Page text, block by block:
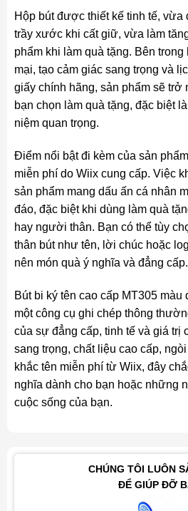
Hộp bút được thiết kế tinh tế, vừa
trầy xước khi cất giữ, vừa làm
phẩm khi làm quà tặng. Bên
mại, tạo cảm giác sang trọng và
giấy chính hãng, sản phẩm sẽ trở
bạn chọn làm quà tặng, đặc biệt
niệm quan trọng.
Điểm nổi bật đi kèm của sản
miễn phí do Wiix cung cấp. Việc
sản phẩm mang dấu ấn cá nhân
đáo, đặc biệt khi dùng làm quà
hay người thân. Bạn có thể tùy
thân bút như tên, lời chúc hoặc
nên món quà ý nghĩa và đẳng cấp.
Bút bi ký tên cao cấp MT305 màu
một công cụ ghi chép thông
của sự đẳng cấp, tinh tế và giá trị
sang trọng, chất liệu cao cấp,
khắc tên miễn phí từ Wiix, đây
nghĩa dành cho bạn hoặc những
cuộc sống của bạn.
CHÚNG TÔI LUÔN
ĐỂ GIÚP ĐỠ